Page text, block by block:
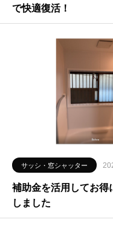
で快適復活！
サッシ・窓シャッター
補助金を活用してお得
しました